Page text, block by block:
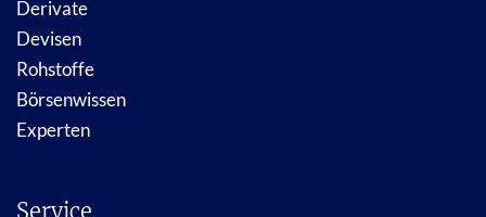
Derivate
Devisen
Rohstoffe
Börsenwissen
Experten
Service